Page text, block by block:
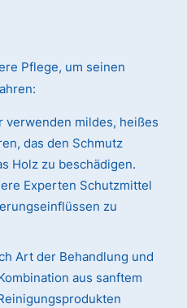
Pflege, um seinen
verwenden mildes, heißes
das den Schmutz
Holz zu beschädigen.
Experten Schutzmittel
zu
Art der Behandlung und
aus sanftem